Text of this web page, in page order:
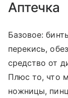
Аптечка
Базовое:
перекись,
средство от
Плюс то, что
ножницы,